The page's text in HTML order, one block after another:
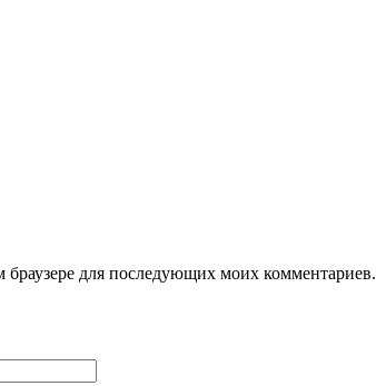
браузере для последующих моих комментариев.